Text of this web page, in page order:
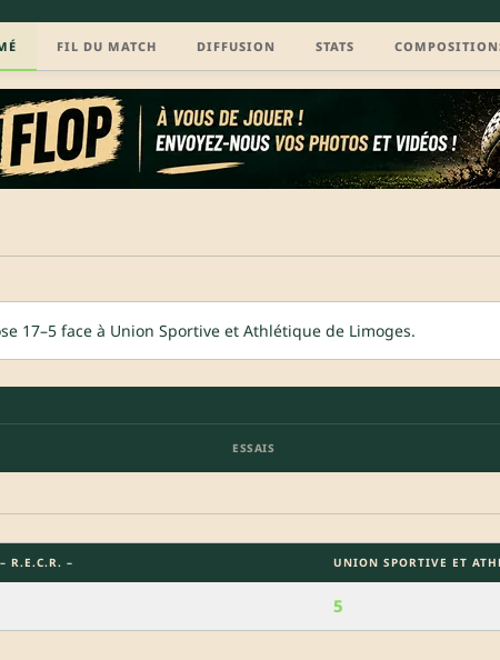
FIL DU MATCH DIFFUSION STATS
17–5 face à Union Sportive et Athlétique de Limoges.
ESSAIS
R.E.C.R. – UNION SPORTIVE ET
5